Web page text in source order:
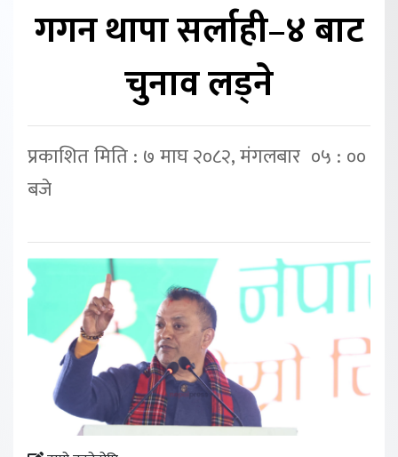
गगन थापा सर्लाही–४ बाट
चुनाव लड्ने
प्रकाशित मिति : ७ माघ २०८२, मंगलबार ०५ : ००
बजे